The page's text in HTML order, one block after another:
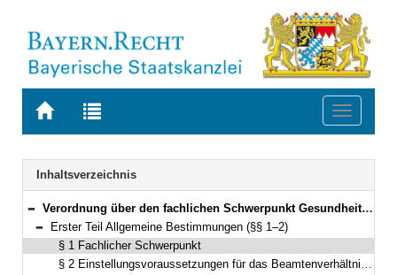
Zur
BAYERN.RECHT
Zur
letzten
Suche
Toggle
Navigation
Inhaltsverzeichnis
Bereich reduzieren
Verordnung über den fachlichen Schwerpunkt Gesundheitsdienst (FachV-GesD) Vom 25. Juli 2003 (GVBl. S. 530) BayRS 2038-3-2-20-G (§§ 1–17)
Bereich reduzieren
Erster Teil Allgemeine Bestimmungen (§§ 1–2)
§ 1 Fachlicher Schwerpunkt
§ 2 Einstellungsvoraussetzungen für das Beamtenverhältnis auf Probe